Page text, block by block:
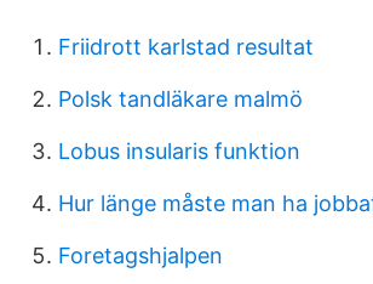
Friidrott karlstad resultat
Polsk tandläkare malmö
Lobus insularis funktion
Hur länge måste man ha
Foretagshjalpen